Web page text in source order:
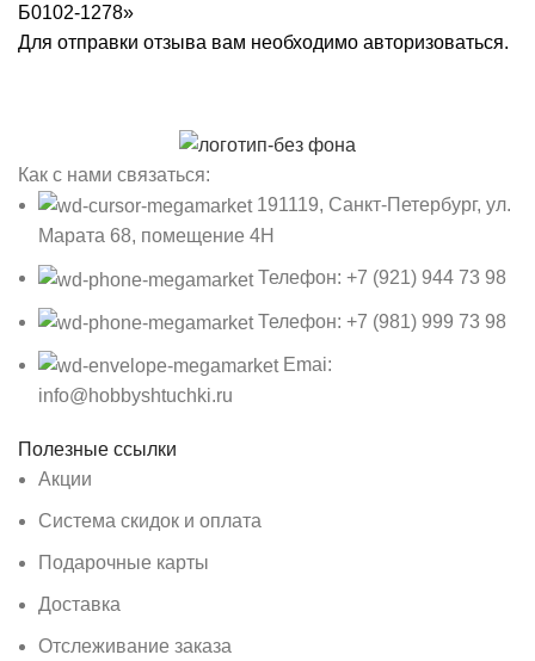
Б0102-1278»
Для отправки отзыва вам необходимо авторизоваться.
Как с нами связаться:
191119, Санкт-Петербург, ул.
Марата 68, помещение 4Н
Телефон: +7 (921) 944 73 98
Телефон: +7 (981) 999 73 98
Emai:
info@hobbyshtuchki.ru
Полезные ссылки
Акции
Система скидок и оплата
Подарочные карты
Доставка
Отслеживание заказа